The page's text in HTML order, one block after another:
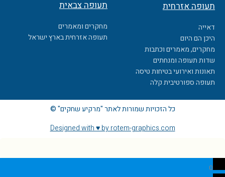
תעופה אזרחית
דאייה
היכן הם היום
מחקרים, מאמרים וכתבות
שדות תעופה ומנחתים
תאונות ואירועי בטיחות טיסה
תעופה ספורטיבית קלה
תעופה צבאית
מחקרים ומאמרים
תעופה אזרחית בארץ ישראל
כל הזכויות שמורות לאתר "מרקיע שחקים" ©
Designed with ♥ by rotem-graphics.com
0